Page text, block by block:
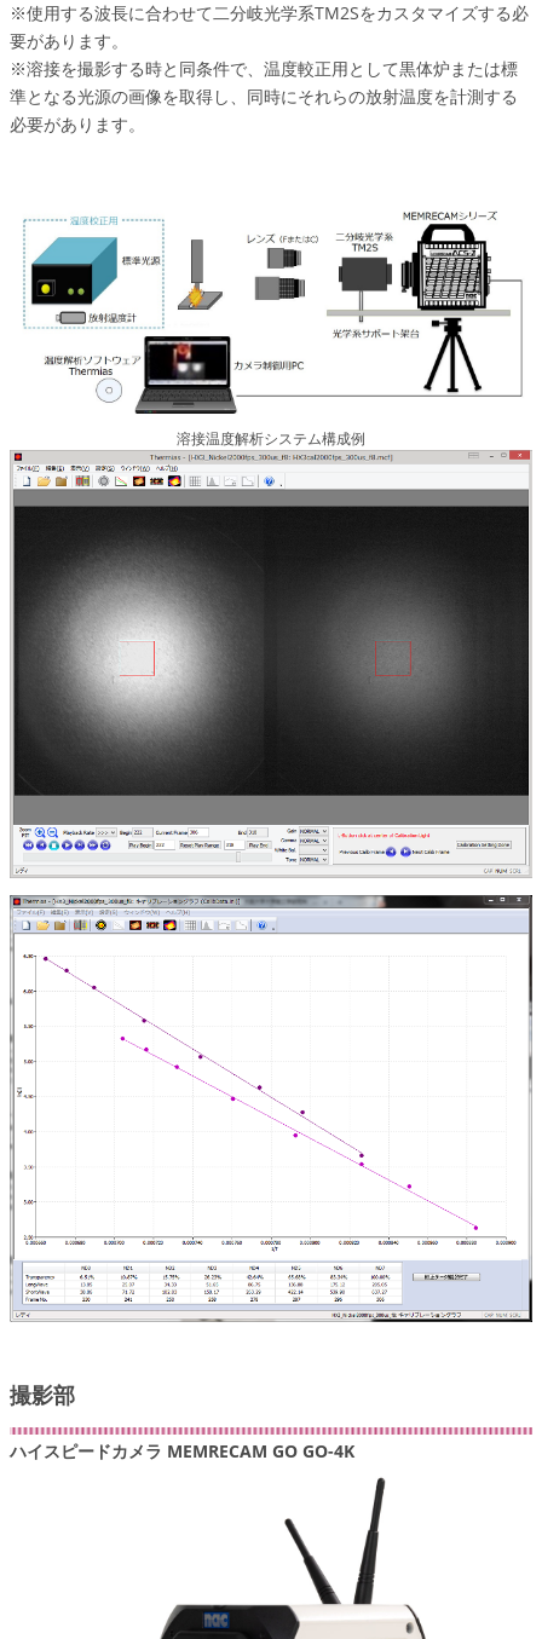
※使用する波長に合わせて二分岐光学系TM2Sをカスタマイズする必
要があります。
※溶接を撮影する時と同条件で、温度較正用として黒体炉または標
準となる光源の画像を取得し、同時にそれらの放射温度を計測する
必要があります。
溶接温度解析システム構成例
撮影部
ハイスピードカメラ MEMRECAM GO GO-4K